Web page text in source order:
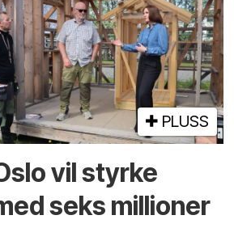
PLUSS
vil styrke
seks millioner